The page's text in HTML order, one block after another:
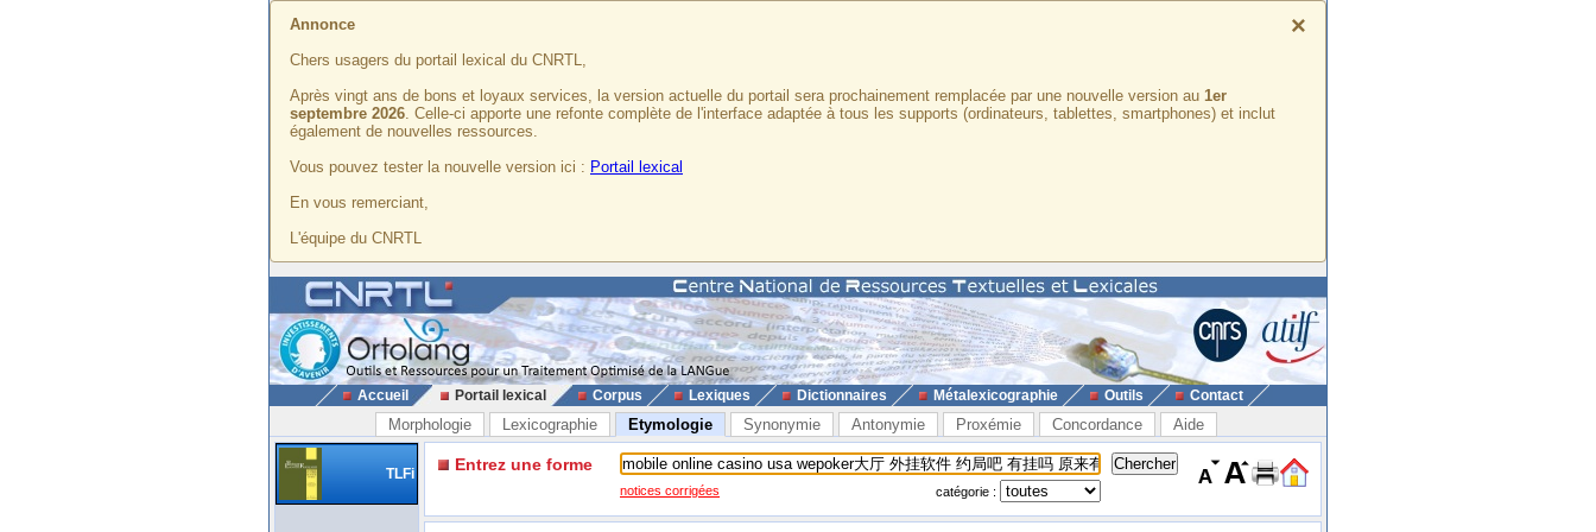
×
Annonce
Chers usagers du portail lexical du CNRTL,
Après vingt ans de bons et loyaux services, la version actuelle du portail sera prochainement remplacée par une nouvelle version au 1er
septembre 2026. Celle-ci apporte une refonte complète de l'interface adaptée à tous les supports (ordinateurs, tablettes, smartphones) et inclut
également de nouvelles ressources.
Vous pouvez tester la nouvelle version ici : Portail lexical
En vous remerciant,
L'équipe du CNRTL
Accueil Portail lexical Corpus Lexiques Dictionnaires Métalexicographie Outils Contact
Morphologie Lexicographie Etymologie Synonymie Antonymie Proxémie Concordance Aide
TLFi Entrez une forme
notices corrigées catégorie :